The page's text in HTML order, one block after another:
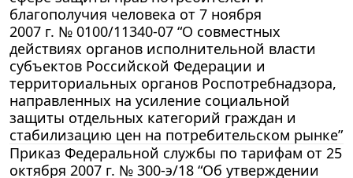
благополучия человека от 7 ноября
2007 г. № 0100/11340-07 “О совместных
действиях органов исполнительной власти
субъектов Российской Федерации и
территориальных органов Роспотребнадзора,
направленных на усиление социальной
защиты отдельных категорий граждан и
стабилизацию цен на потребительском рынке”
Приказ Федеральной службы по тарифам от 25
октября 2007 г. № 300-э/18 “Об утверждении